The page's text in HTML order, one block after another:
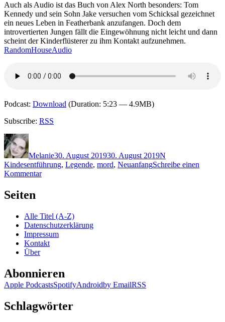
Auch als Audio ist das Buch von Alex North besonders: Tom
Kennedy und sein Sohn Jake versuchen vom Schicksal gezeichnet
ein neues Leben in Featherbank anzufangen. Doch dem
introvertierten Jungen fällt die Eingewöhnung nicht leicht und dann
scheint der Kinderflüsterer zu ihm Kontakt aufzunehmen.
RandomHouseAudio
Podcast: Download (Duration: 5:23 — 4.9MB)
Subscribe: RSS
Autor
Melanie30. August 201930. August 2019N
Kindesentführung, Legende, mord, NeuanfangSchreibe einen
Kommentarzu
Der
Kinderflüsterer
(Audio)
Seiten
Alle Titel (A-Z)
Datenschutzerklärung
Impressum
Kontakt
Über
Abonnieren
Apple PodcastsSpotifyAndroidby EmailRSS
Schlagwörter